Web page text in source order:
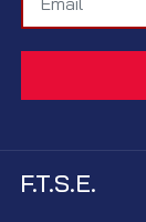
F.T.S.E.